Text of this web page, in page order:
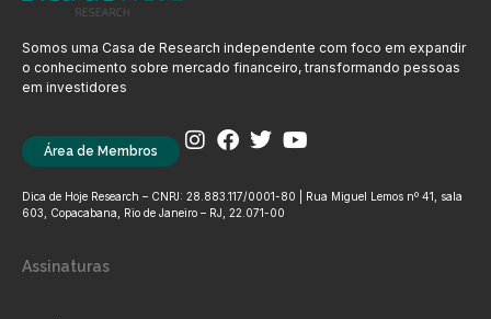
Somos uma Casa de Research independente com foco em expandir
o conhecimento sobre mercado financeiro, transformando pessoas
em investidores
Área de Membros
Dica de Hoje Research – CNPJ: 28.883.117/0001-80 | Rua Miguel Lemos nº 41, sala
603, Copacabana, Rio de Janeiro – RJ, 22.071-00
Assinaturas